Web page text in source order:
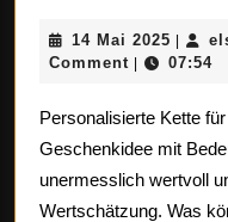
14 Mai 2025 14
Mai
|
Comment | 07:54
Personalisierte Kette
Geschenkidee mit
unermesslich wertvoll
Wertschätzung. Was